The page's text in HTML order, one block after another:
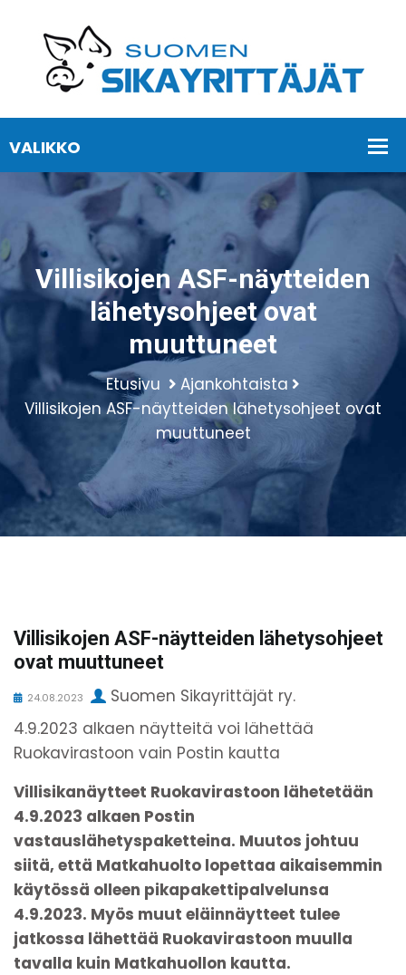
Villisikojen ASF-näytteiden
lähetysohjeet ovat
muuttuneet
Etusivu
Ajankohtaista
Villisikojen ASF-näytteiden lähetysohjeet ovat
muuttuneet
Villisikojen ASF-näytteiden lähetysohjeet
ovat muuttuneet
24.08.2023
Suomen Sikayrittäjät ry.
4.9.2023 alkaen näytteitä voi lähettää
Ruokavirastoon vain Postin kautta
Villisikanäytteet Ruokavirastoon lähetetään
4.9.2023 alkaen Postin
vastauslähetyspaketteina. Muutos johtuu
siitä, että Matkahuolto lopettaa aikaisemmin
käytössä olleen pikapakettipalvelunsa
4.9.2023. Myös muut eläinnäytteet tulee
jatkossa lähettää Ruokavirastoon muulla
tavalla kuin Matkahuollon kautta.